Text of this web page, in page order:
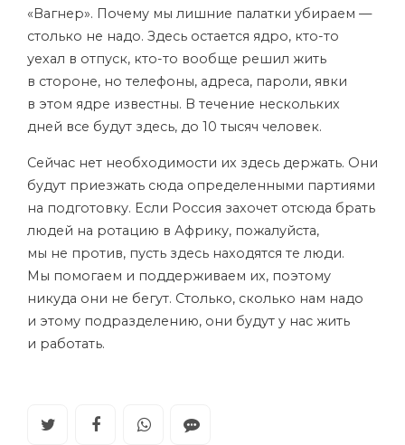
«Вагнер». Почему мы лишние палатки убираем —
столько не надо. Здесь остается ядро, кто-то
уехал в отпуск, кто-то вообще решил жить
в стороне, но телефоны, адреса, пароли, явки
в этом ядре известны. В течение нескольких
дней все будут здесь, до 10 тысяч человек.
Сейчас нет необходимости их здесь держать. Они
будут приезжать сюда определенными партиями
на подготовку. Если Россия захочет отсюда брать
людей на ротацию в Африку, пожалуйста,
мы не против, пусть здесь находятся те люди.
Мы помогаем и поддерживаем их, поэтому
никуда они не бегут. Столько, сколько нам надо
и этому подразделению, они будут у нас жить
и работать.